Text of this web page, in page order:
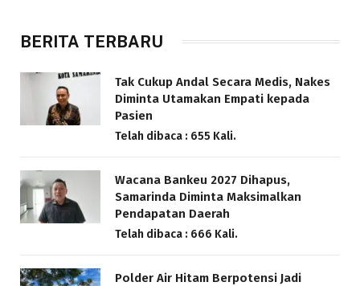
BERITA TERBARU
Tak Cukup Andal Secara Medis, Nakes
Diminta Utamakan Empati kepada
Pasien
Telah dibaca : 655 Kali.
Wacana Bankeu 2027 Dihapus,
Samarinda Diminta Maksimalkan
Pendapatan Daerah
Telah dibaca : 666 Kali.
Polder Air Hitam Berpotensi Jadi